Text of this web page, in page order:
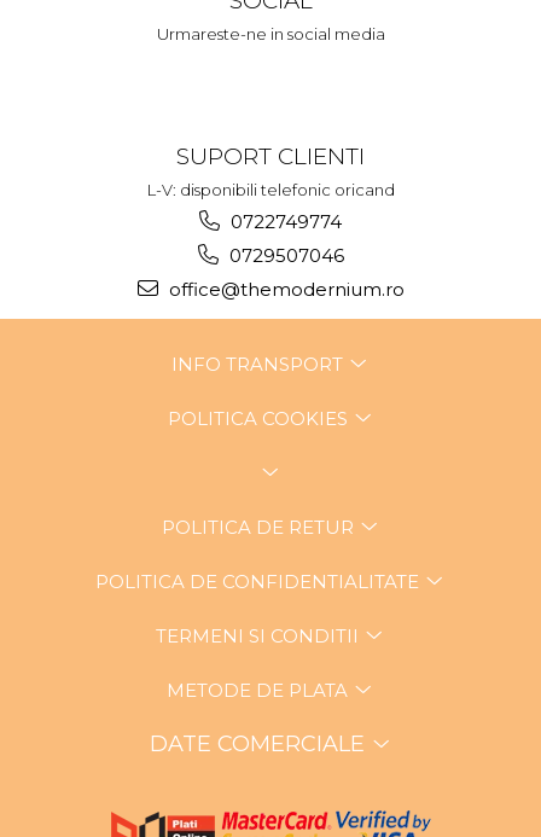
Urmareste-ne in social media
SUPORT CLIENTI
L-V: disponibili telefonic oricand
0722749774
0729507046
office@themodernium.ro
INFO TRANSPORT
POLITICA COOKIES
POLITICA DE RETUR
POLITICA DE CONFIDENTIALITATE
TERMENI SI CONDITII
METODE DE PLATA
DATE COMERCIALE